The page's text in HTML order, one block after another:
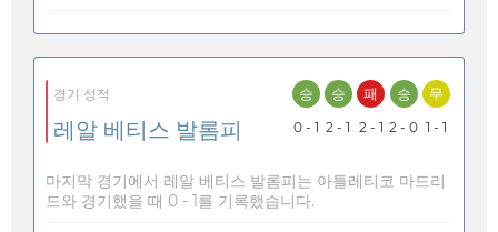
경기 성적
레알 베티스 발롬피
승
0 - 1
승
2 - 1
패
2 - 1
승
2 - 0
무
1 - 1
마지막 경기에서 레알 베티스 발롬피는 아틀레티코 마드리
드와 경기했을 때 0 - 1를 기록했습니다.